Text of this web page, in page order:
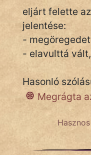
Szólások
Tréfás
IRODALOM
eljárt felette
jelentése:
-
- elavulttá
Hasonló
Megrágta